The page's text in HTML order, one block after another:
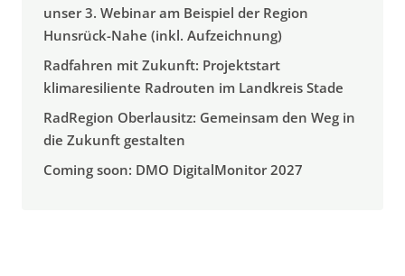
unser 3. Webinar am Beispiel der Region
Hunsrück-Nahe (inkl. Aufzeichnung)
Radfahren mit Zukunft: Projektstart
klimaresiliente Radrouten im Landkreis Stade
RadRegion Oberlausitz: Gemeinsam den Weg in
die Zukunft gestalten
Coming soon: DMO DigitalMonitor 2027